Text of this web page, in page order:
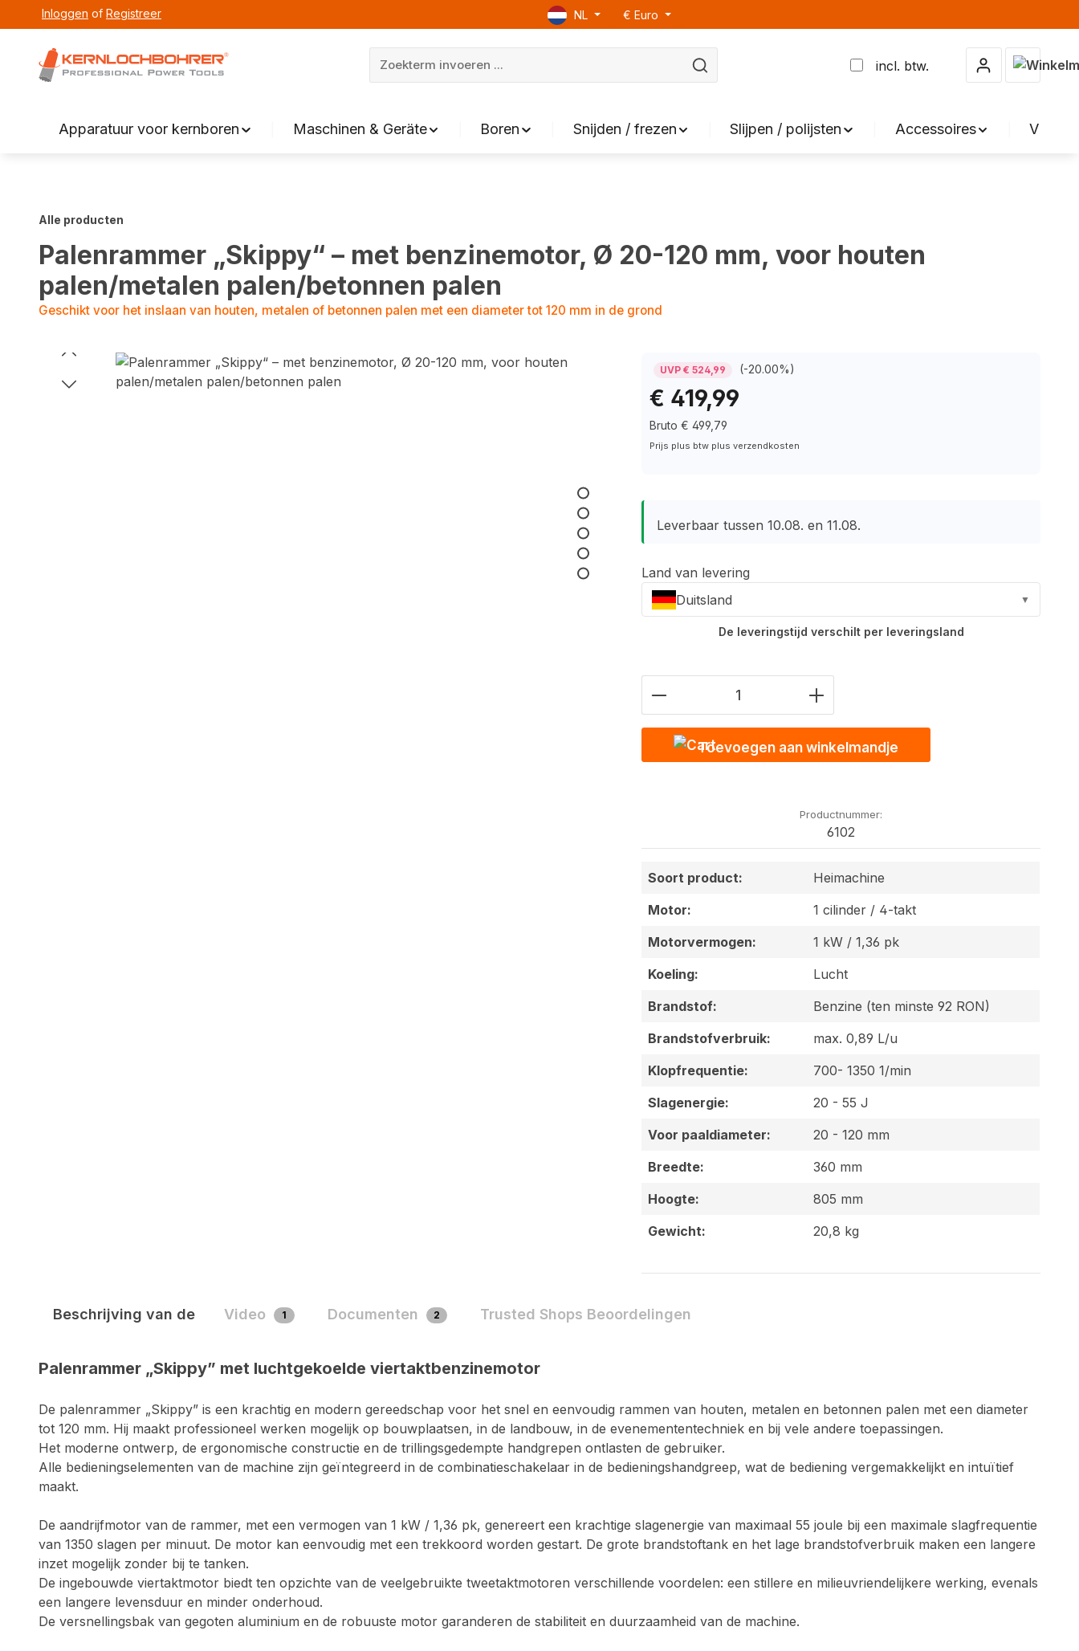
Overslaan naar hoofdnavigatie
Inloggen of Registreer NL € Euro
incl. btw.
Apparatuur voor kernboren Maschinen & Geräte Boren Snijden / frezen Slijpen / polijsten Accessoires
Alle producten
Palenrammer „Skippy“ – met benzinemotor, Ø 20-120 mm, voor houten
palen/metalen palen/betonnen palen
Geschikt voor het inslaan van houten, metalen of betonnen palen met een diameter tot 120 mm in de grond
Fotogalerij overslaan
UVP € 524,99 (-20.00%)
€ 419,99
Bruto € 499,79
Prijs plus btw plus verzendkosten
Leverbaar tussen 10.08. en 11.08.
Land van levering
Duitsland
▼
De leveringstijd verschilt per leveringsland
Hoeveelheid product: Voer de gewenste
Toevoegen aan winkelmandje
Productnummer:
6102
Soort product:
Heimachine
Motor:
1 cilinder / 4-takt
Motorvermogen:
1 kW / 1,36 pk
Koeling:
Lucht
Brandstof:
Benzine (ten minste 92 RON)
Brandstofverbruik:
max. 0,89 L/u
Klopfrequentie:
700- 1350 1/min
Slagenergie:
20 - 55 J
Voor paaldiameter:
20 - 120 mm
Breedte:
360 mm
Hoogte:
805 mm
Gewicht:
20,8 kg
Beschrijving van de Video 1 Documenten 2 Trusted Shops Beoordelingen
Palenrammer „Skippy” met luchtgekoelde viertaktbenzinemotor
De palenrammer „Skippy” is een krachtig en modern gereedschap voor het snel en eenvoudig rammen van houten, metalen en betonnen palen met een diameter
tot 120 mm. Hij maakt professioneel werken mogelijk op bouwplaatsen, in de landbouw, in de evenemententechniek en bij vele andere toepassingen.
Het moderne ontwerp, de ergonomische constructie en de trillingsgedempte handgrepen ontlasten de gebruiker.
Alle bedieningselementen van de machine zijn geïntegreerd in de combinatieschakelaar in de bedieningshandgreep, wat de bediening vergemakkelijkt en intuïtief
maakt.
De aandrijfmotor van de rammer, met een vermogen van 1 kW / 1,36 pk, genereert een krachtige slagenergie van maximaal 55 joule bij een maximale slagfrequentie
van 1350 slagen per minuut. De motor kan eenvoudig met een trekkoord worden gestart. De grote brandstoftank en het lage brandstofverbruik maken een langere
inzet mogelijk zonder bij te tanken.
De ingebouwde viertaktmotor biedt ten opzichte van de veelgebruikte tweetaktmotoren verschillende voordelen: een stillere en milieuvriendelijkere werking, evenals
een langere levensduur en minder onderhoud.
De versnellingsbak van gegoten aluminium en de robuuste motor garanderen de stabiliteit en duurzaamheid van de machine.